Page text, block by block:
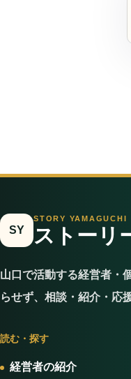
SY
STORY YAMAGUCHI
ストーリ
山口で活動する経営者・
らせず、相談・紹介・応
読む・探す
経営者の紹介